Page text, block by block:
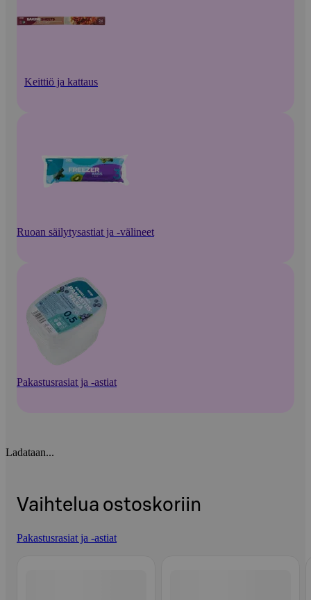
Keittiö ja kattaus
Ruoan säilytysastiat ja -välineet
Pakastusrasiat ja -astiat
Ladataan...
Vaihtelua ostoskoriin
Pakastusrasiat ja -astiat